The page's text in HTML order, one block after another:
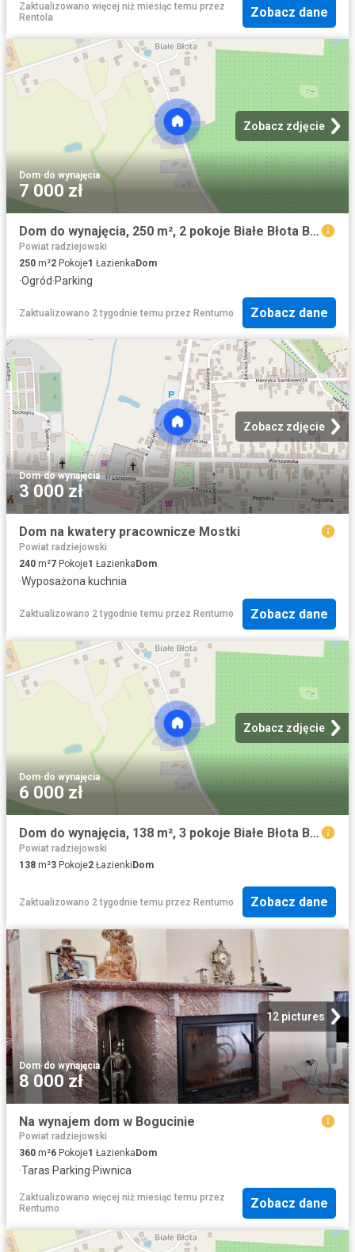
Zaktualizowano więcej niż miesiąc temu przez
Rentola
Zobacz dane
Zobacz zdjęcie
Dom·do wynajęcia
7 000 zł
Dom do wynajęcia, 250 m², 2 pokoje Białe Błota Białe Błota
Powiat radziejowski
250 m²2 Pokoje1 ŁazienkaDom
·Ogród·Parking
Zaktualizowano 2 tygodnie temu przez Rentumo Zobacz dane
Zobacz zdjęcie
Dom·do wynajęcia
3 000 zł
Dom na kwatery pracownicze Mostki
Powiat radziejowski
240 m²7 Pokoje1 Łazienka Dom
·Wyposażona kuchnia
Zaktualizowano 2 tygodnie temu przez Rentumo Zobacz dane
Zobacz zdjęcie
Dom·do wynajęcia
6 000 zł
Dom do wynajęcia, 138 m², 3 pokoje Białe Błota Białe Błota
Powiat radziejowski
138 m²3 Pokoje2 ŁazienkiDom
Zaktualizowano 2 tygodnie temu przez Rentumo Zobacz dane
12 pictures
Dom·do wynajęcia
8 000 zł
Na wynajem dom w Bogucinie
Powiat radziejowski
360 m²6 Pokoje1 Łazienka Dom
·Taras·Parking·Piwnica
Zaktualizowano więcej niż miesiąc temu przez
Rentumo
Zobacz dane